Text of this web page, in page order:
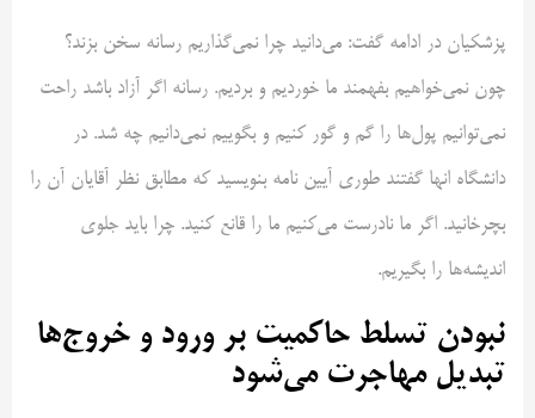
پزشکیان در ادامه گفت: می‌دانید چرا نمی‌گذاریم رسانه سخن بزند؟
چون نمی‌خواهیم بفهمند ما خوردیم و بردیم. رسانه اگر آزاد باشد راحت
نمی‌توانیم پول‌ها را گم و گور کنیم و بگوییم نمی‌دانیم چه شد. در
دانشگاه انها گفتند طوری آیین نامه بنویسید که مطابق نظر آقایان آن را
بچرخانید. اگر ما نادرست می‌کنیم ما را قانع کنید. چرا باید جلوی
اندیشه‌ها را بگیریم.
نبودن تسلط حاکمیت بر ورود و خروج‌ها
تبدیل مهاجرت می‌شود